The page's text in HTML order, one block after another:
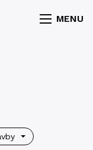
MENU